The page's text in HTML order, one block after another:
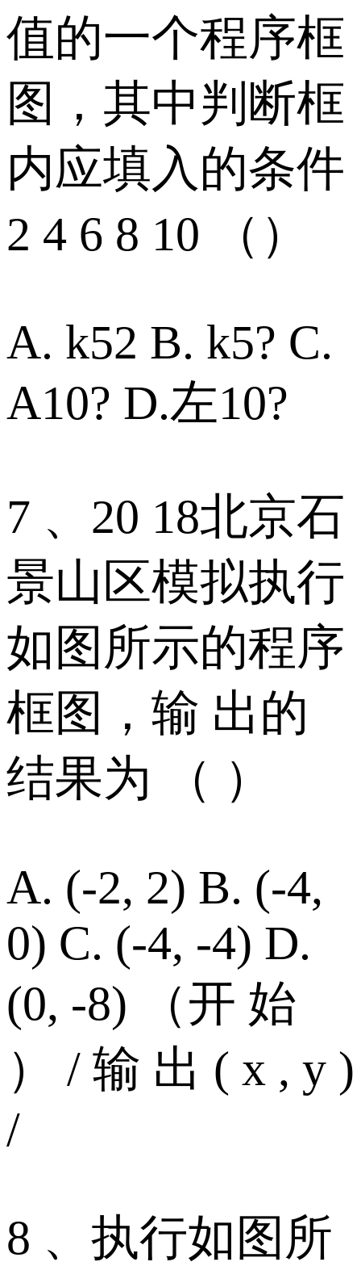
值的一个程序框
图，其中判断框
内应填入的条件
2 4 6 8 10 （）
A. k52 B. k5? C.
A10? D.左10?
7 、20 18北京石
景山区模拟执行
如图所示的程序
框图，输 出的
结果为 （ ）
A. (-2, 2) B. (-4,
0) C. (-4, -4) D.
(0, -8) （开 始
） / 输 出 ( x , y )
/
8 、执行如图所